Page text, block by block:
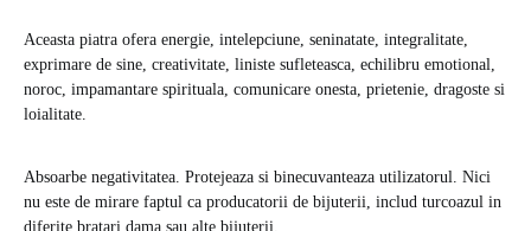
Aceasta piatra ofera energie, intelepciune, seninatate, integralitate,
exprimare de sine, creativitate, liniste sufleteasca, echilibru emotional,
noroc, impamantare spirituala, comunicare onesta, prietenie, dragoste si
loialitate.
Absoarbe negativitatea. Protejeaza si binecuvanteaza utilizatorul. Nici
nu este de mirare faptul ca producatorii de bijuterii, includ turcoazul in
diferite bratari dama sau alte bijuterii.